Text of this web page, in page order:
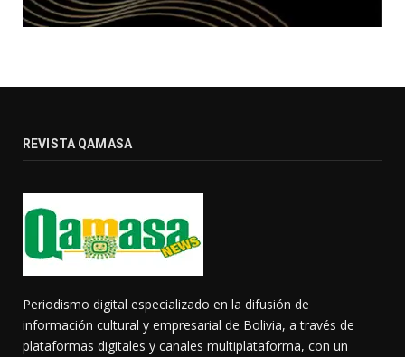
REVISTA QAMASA
Periodismo digital especializado en la difusión de
información cultural y empresarial de Bolivia, a través de
plataformas digitales y canales multiplataforma, con un